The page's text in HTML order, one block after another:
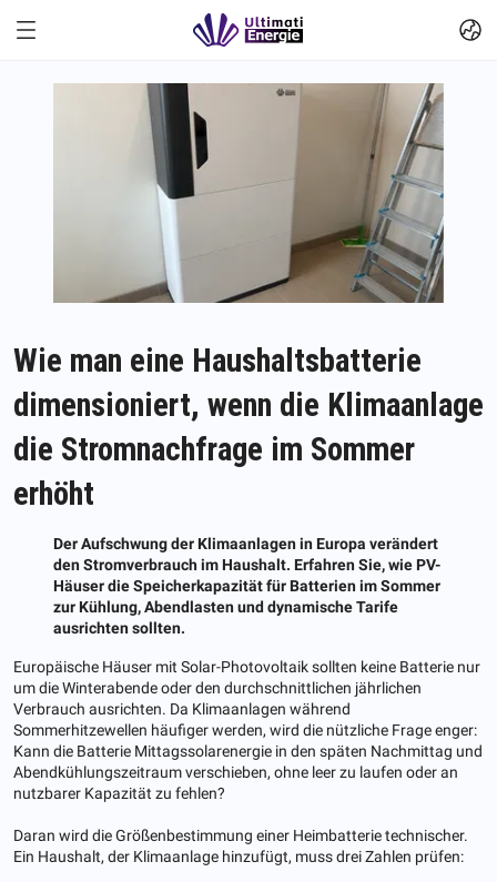
Wie man eine Haushaltsbatterie
dimensioniert, wenn die Klimaanlage
die Stromnachfrage im Sommer
erhöht
Der Aufschwung der Klimaanlagen in Europa verändert
den Stromverbrauch im Haushalt. Erfahren Sie, wie PV-
Häuser die Speicherkapazität für Batterien im Sommer
zur Kühlung, Abendlasten und dynamische Tarife
ausrichten sollten.
Europäische Häuser mit Solar-Photovoltaik sollten keine Batterie nur
um die Winterabende oder den durchschnittlichen jährlichen
Verbrauch ausrichten. Da Klimaanlagen während
Sommerhitzewellen häufiger werden, wird die nützliche Frage enger:
Kann die Batterie Mittagssolarenergie in den späten Nachmittag und
Abendkühlungszeitraum verschieben, ohne leer zu laufen oder an
nutzbarer Kapazität zu fehlen?
Daran wird die Größenbestimmung einer Heimbatterie technischer.
Ein Haushalt, der Klimaanlage hinzufügt, muss drei Zahlen prüfen: